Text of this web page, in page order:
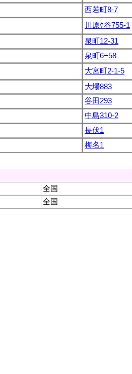
西若町8-7
川原ｹ谷755-1
泉町12-31
泉町6−58
大宮町2-1-5
大場883
谷田293
中島310-2
長伏1
梅名1
全国
全国